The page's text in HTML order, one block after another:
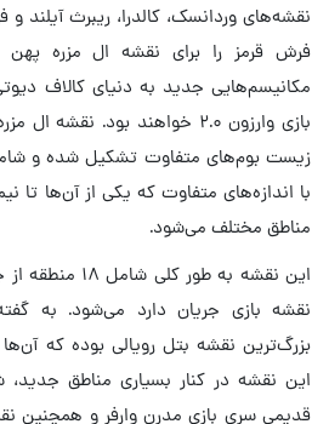
نقشه‌های وردانسک، کالدرا، ریبرث آیلند
فرش قرمز را برای نقشه ال مزره پهن
مکانیسم‌هایی جدید به دنیای کالاف
بازی وارزون ۲.۰ خواهند بود.
زیست بوم‌های متفاوت تشکیل شده و
با اندازه‌های متفاوت که یکی از آن‌ها تا
مناطق مختلف می‌شود.
این نقشه به طور
نقشه بازی جریان دارد می‌شود. به گفته
بزرگ‌ترین نقشه بتل رویالی بوده که
این نقشه در کنار بسیاری مناطق
قدیمی سری بازی مدرن وارفر و همچنین